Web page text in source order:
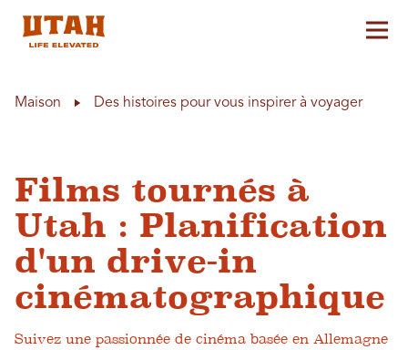
Maison Des histoires pour vous inspirer à voyager
Films tournés à
Utah : Planification
d'un drive-in
cinématographique
Suivez une passionnée de cinéma basée en Allemagne